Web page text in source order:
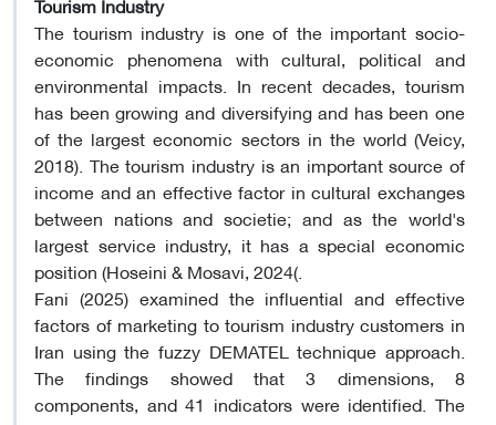
The tourism industry is one of the important socio-
economic phenomena with cultural, political and
environmental impacts. In recent decades, tourism
has been growing and diversifying and has been one
of the largest economic sectors in the world (Veicy,
2018). The tourism industry is an important source of
income and an effective factor in cultural exchanges
between nations and societie; and as the world's
largest service industry, it has a special economic
position (Hoseini & Mosavi, 2024(.
Fani (2025) examined the influential and effective
factors of marketing to tourism industry customers in
Iran using the fuzzy DEMATEL technique approach.
The findings showed that 3 dimensions, 8
components, and 41 indicators were identified. The